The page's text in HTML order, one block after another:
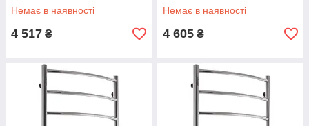
(ZX4492)
Немає в наявності
4 517 ₴
(ZX4493)
Немає в наявності
4 605 ₴